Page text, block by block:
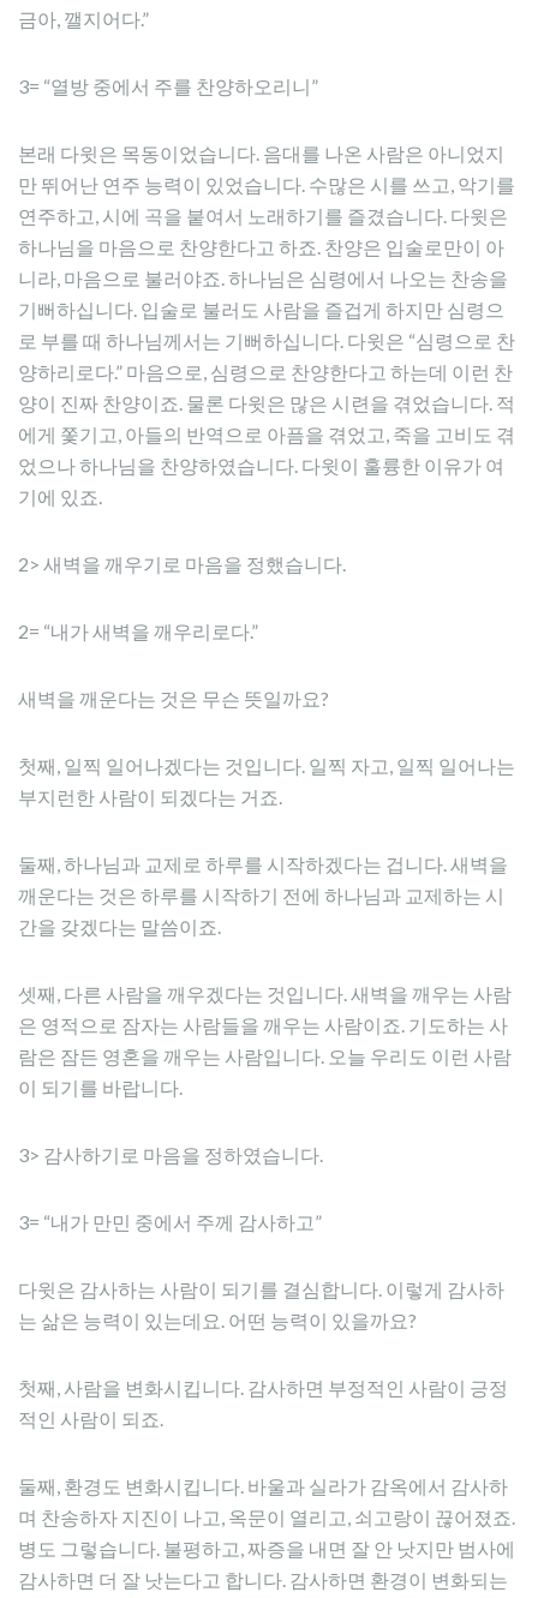
금아, 깰지어다.”
3= “열방 중에서 주를 찬양하오리니”
본래 다윗은 목동이었습니다. 음대를 나온 사람은 아니었지
만 뛰어난 연주 능력이 있었습니다. 수많은 시를 쓰고, 악기를
연주하고, 시에 곡을 붙여서 노래하기를 즐겼습니다. 다윗은
하나님을 마음으로 찬양한다고 하죠. 찬양은 입술로만이 아
니라, 마음으로 불러야죠. 하나님은 심령에서 나오는 찬송을
기뻐하십니다. 입술로 불러도 사람을 즐겁게 하지만 심령으
로 부를 때 하나님께서는 기뻐하십니다. 다윗은 “심령으로 찬
양하리로다.” 마음으로, 심령으로 찬양한다고 하는데 이런 찬
양이 진짜 찬양이죠. 물론 다윗은 많은 시련을 겪었습니다. 적
에게 쫓기고, 아들의 반역으로 아픔을 겪었고, 죽을 고비도 겪
었으나 하나님을 찬양하였습니다. 다윗이 훌륭한 이유가 여
기에 있죠.
2> 새벽을 깨우기로 마음을 정했습니다.
2= “내가 새벽을 깨우리로다.”
새벽을 깨운다는 것은 무슨 뜻일까요?
첫째, 일찍 일어나겠다는 것입니다. 일찍 자고, 일찍 일어나는
부지런한 사람이 되겠다는 거죠.
둘째, 하나님과 교제로 하루를 시작하겠다는 겁니다. 새벽을
깨운다는 것은 하루를 시작하기 전에 하나님과 교제하는 시
간을 갖겠다는 말씀이죠.
셋째, 다른 사람을 깨우겠다는 것입니다. 새벽을 깨우는 사람
은 영적으로 잠자는 사람들을 깨우는 사람이죠. 기도하는 사
람은 잠든 영혼을 깨우는 사람입니다. 오늘 우리도 이런 사람
이 되기를 바랍니다.
3> 감사하기로 마음을 정하였습니다.
3= “내가 만민 중에서 주께 감사하고”
다윗은 감사하는 사람이 되기를 결심합니다. 이렇게 감사하
는 삶은 능력이 있는데요. 어떤 능력이 있을까요?
첫째, 사람을 변화시킵니다. 감사하면 부정적인 사람이 긍정
적인 사람이 되죠.
둘째, 환경도 변화시킵니다. 바울과 실라가 감옥에서 감사하
며 찬송하자 지진이 나고, 옥문이 열리고, 쇠고랑이 끊어졌죠.
병도 그렇습니다. 불평하고, 짜증을 내면 잘 안 낫지만 범사에
감사하면 더 잘 낫는다고 합니다. 감사하면 환경이 변화되는